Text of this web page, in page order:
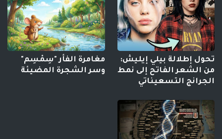
تحول إطلالة بيلي إيليش:
من الشعر الفاتح إلى نمط
الجرانج التسعيناتي
مغامرة الفأر "سِمْسِم"
وسر الشجرة المضيئة